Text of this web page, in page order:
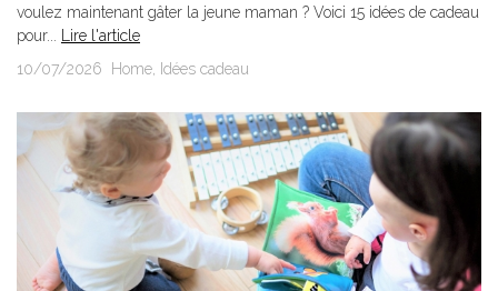
voulez maintenant gâter la jeune maman ? Voici 15 idées de cadeau
pour...
Lire l'article
10/07/2026
Home Idées cadeau